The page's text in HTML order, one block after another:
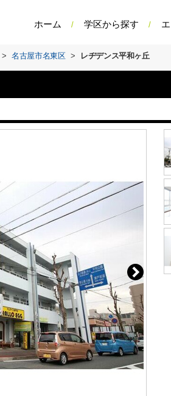
ホーム 学区から探す
> 名古屋市名東区 > レヂデンス平和ヶ丘